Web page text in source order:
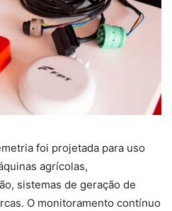
foi projetada para uso
agrícolas,
sistemas de geração de
O monitoramento contínuo